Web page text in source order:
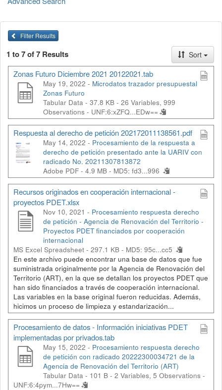
Filter Results
1 to 7 of 7 Results Sort
Zonas Futuro Diciembre 2021 20122021.tab
May 19, 2022 - Microdatos trazador presupuestal
Zonas Futuro
Tabular Data - 37.8 KB - 26 Variables, 999
Observations - UNF:6:xZFQ...EDw==
Respuesta al derecho de petición 202172011138561.pdf
May 14, 2022 - Procesamiento de la respuesta a
derecho de petición presentado ante la UARIV con
radicado No. 20211307813872
Adobe PDF - 4.9 MB - MD5: fd3...996
Recursos originados en cooperación internacional -
proyectos PDET.xlsx
Nov 10, 2021 - Procesamiento respuesta derecho
de petición - Agencia de Renovación del Territorio -
Proyectos PDET financiados por cooperación
internacional
MS Excel Spreadsheet - 297.1 KB - MD5: 95c...cc5
En este archivo puede encontrar una base de datos que fue
suministrada originalmente por la Agencia de Renovación del
Territorio (ART), en la que se detallan los proyectos PDET que
han sido financiados a través de cooperación internacional.
Las variables en la base original fueron reducidas. Además,
hicimos un proceso de limpieza y estandarización...
Procesamiento de datos - Información iniciativas PDET
implementadas por privados.tab
May 15, 2022 - Procesamiento respuesta derecho
de petición con radicado 20222300034721 de la
Agencia de Renovación del Territorio (ART)
Tabular Data - 101 B - 2 Variables, 5 Observations -
UNF:6:4pym...7Hw==